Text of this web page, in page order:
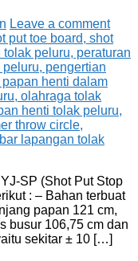
Leave a comment
SP (Shot Put Stop
: – Bahan terbuat
papan 121 cm,
busur 106,75 cm dan
sekitar ± 10 […]